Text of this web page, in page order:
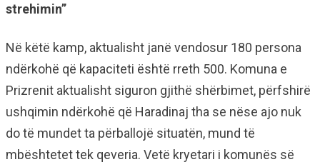
strehimin”
Në këtë kamp, aktualisht janë vendosur 180 persona
ndërkohë që kapaciteti është rreth 500. Komuna e
Prizrenit aktualisht siguron gjithë shërbimet, përfshirë
ushqimin ndërkohë që Haradinaj tha se nëse ajo nuk
do të mundet ta përballojë situatën, mund të
mbështetet tek qeveria. Vetë kryetari i komunës së